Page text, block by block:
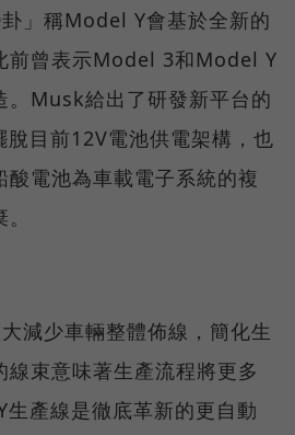
」稱Model Y會基於全新的
前曾表示Model 3和Model Y
。Musk給出了研發新平台的
目前12V電池供電架構，也
酸電池為車載電子系統的複
減少車輛整體佈線，簡化生
線束意味著生產流程將更多
產線是徹底革新的更自動